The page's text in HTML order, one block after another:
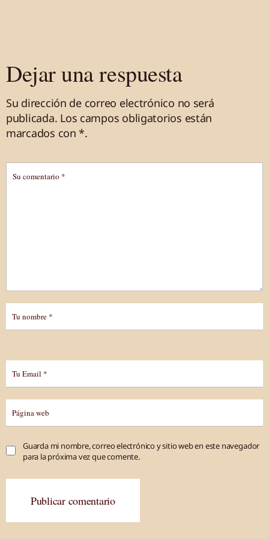
Dejar una respuesta
Su dirección de correo electrónico no será
publicada. Los campos obligatorios están
marcados con *.
Guarda mi nombre, correo electrónico y sitio web en este navegador
para la próxima vez que comente.
Publicar comentario